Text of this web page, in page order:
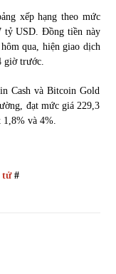
xếp hạng theo mức
tỷ USD. Đồng tiền này
qua, hiện giao dịch
giờ trước.
Cash và Bitcoin Gold
đạt mức giá 229,3
và 4%.
tử#